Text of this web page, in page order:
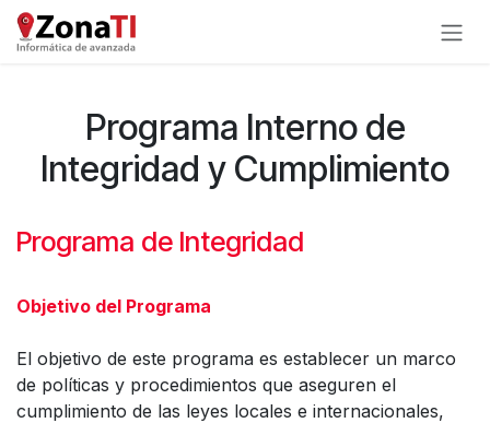
Ir al contenido
Programa Interno de
Integridad y Cumplimiento
Programa de Integridad
Objetivo del Programa
El objetivo de este programa es establecer un marco
de políticas y procedimientos que aseguren el
cumplimiento de las leyes locales e internacionales,